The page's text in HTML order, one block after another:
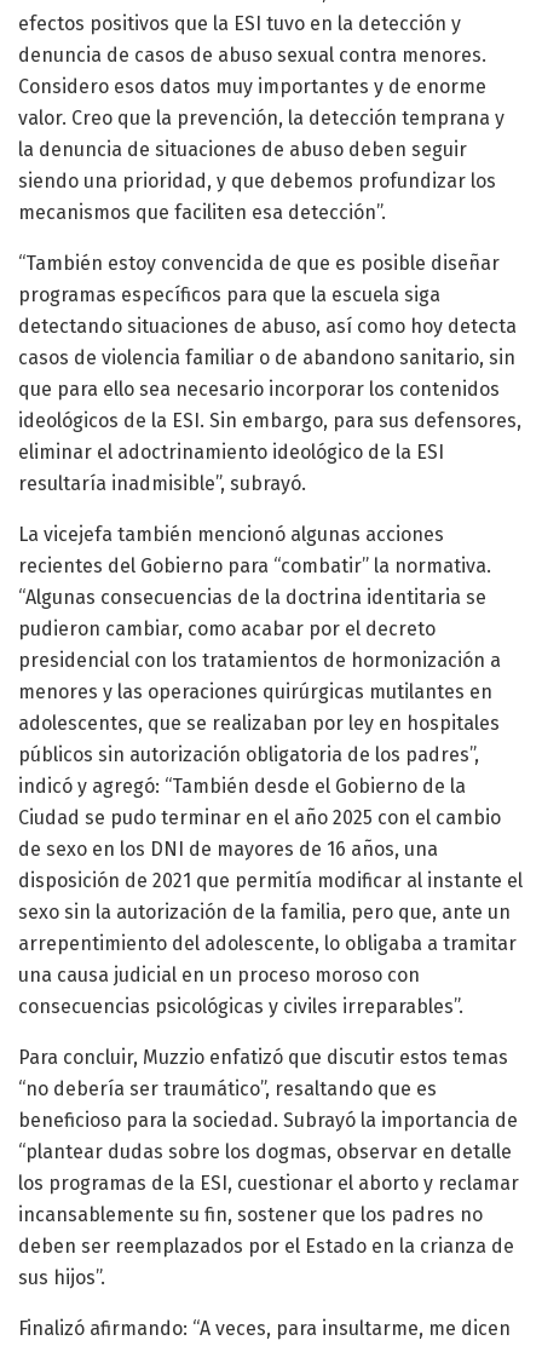
efectos positivos que la ESI tuvo en la detección y
denuncia de casos de abuso sexual contra menores.
Considero esos datos muy importantes y de enorme
valor. Creo que la prevención, la detección temprana y
la denuncia de situaciones de abuso deben seguir
siendo una prioridad, y que debemos profundizar los
mecanismos que faciliten esa detección”.
“También estoy convencida de que es posible diseñar
programas específicos para que la escuela siga
detectando situaciones de abuso, así como hoy detecta
casos de violencia familiar o de abandono sanitario, sin
que para ello sea necesario incorporar los contenidos
ideológicos de la ESI. Sin embargo, para sus defensores,
eliminar el adoctrinamiento ideológico de la ESI
resultaría inadmisible”, subrayó.
La vicejefa también mencionó algunas acciones
recientes del Gobierno para “combatir” la normativa.
“Algunas consecuencias de la doctrina identitaria se
pudieron cambiar, como acabar por el decreto
presidencial con los tratamientos de hormonización a
menores y las operaciones quirúrgicas mutilantes en
adolescentes, que se realizaban por ley en hospitales
públicos sin autorización obligatoria de los padres”,
indicó y agregó: “También desde el Gobierno de la
Ciudad se pudo terminar en el año 2025 con el cambio
de sexo en los DNI de mayores de 16 años, una
disposición de 2021 que permitía modificar al instante el
sexo sin la autorización de la familia, pero que, ante un
arrepentimiento del adolescente, lo obligaba a tramitar
una causa judicial en un proceso moroso con
consecuencias psicológicas y civiles irreparables”.
Para concluir, Muzzio enfatizó que discutir estos temas
“no debería ser traumático”, resaltando que es
beneficioso para la sociedad. Subrayó la importancia de
“plantear dudas sobre los dogmas, observar en detalle
los programas de la ESI, cuestionar el aborto y reclamar
incansablemente su fin, sostener que los padres no
deben ser reemplazados por el Estado en la crianza de
sus hijos”.
Finalizó afirmando: “A veces, para insultarme, me dicen